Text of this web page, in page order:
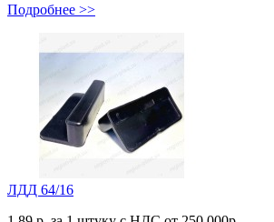
Подробнее >>
ЛДД 64/16